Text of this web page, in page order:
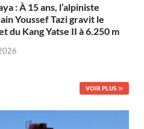
: À 15 ans, l’alpiniste
Youssef Tazi gravit le
du Kang Yatse II à 6.250 m
VOIR PLUS